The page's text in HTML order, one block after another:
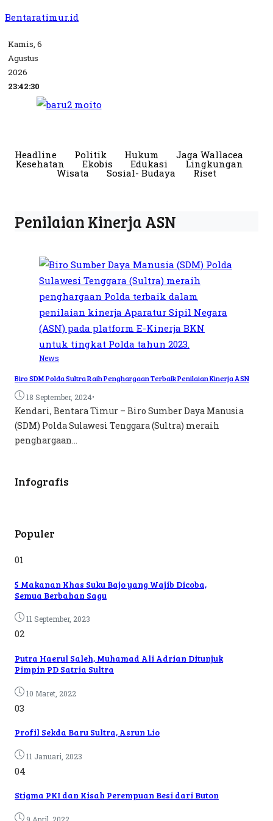
Bentaratimur.id
Kamis, 6
Agustus
2026
23:42:30
Headline Politik Hukum Jaga Wallacea
Kesehatan Ekobis Edukasi Lingkungan
Wisata Sosial- Budaya Riset
Penilaian Kinerja ASN
News
Biro SDM Polda Sultra Raih Penghargaan Terbaik Penilaian Kinerja ASN
18 September, 2024•
Kendari, Bentara Timur – Biro Sumber Daya Manusia
(SDM) Polda Sulawesi Tenggara (Sultra) meraih
penghargaan...
Infografis
Populer
01
5 Makanan Khas Suku Bajo yang Wajib Dicoba,
Semua Berbahan Sagu
11 September, 2023
02
Putra Haerul Saleh, Muhamad Ali Adrian Ditunjuk
Pimpin PD Satria Sultra
10 Maret, 2022
03
Profil Sekda Baru Sultra, Asrun Lio
11 Januari, 2023
04
Stigma PKI dan Kisah Perempuan Besi dari Buton